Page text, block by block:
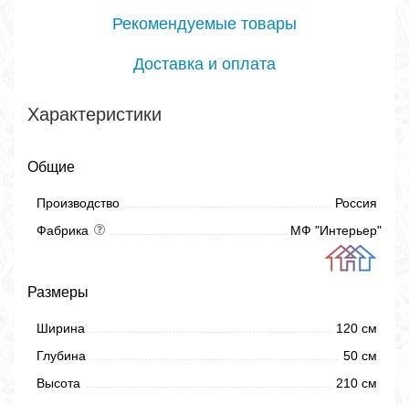
Рекомендуемые товары
Доставка и оплата
Характеристики
Общие
Производство
Россия
Фабрика
МФ "Интерьер"
Размеры
Ширина
120 см
Глубина
50 см
Высота
210 см